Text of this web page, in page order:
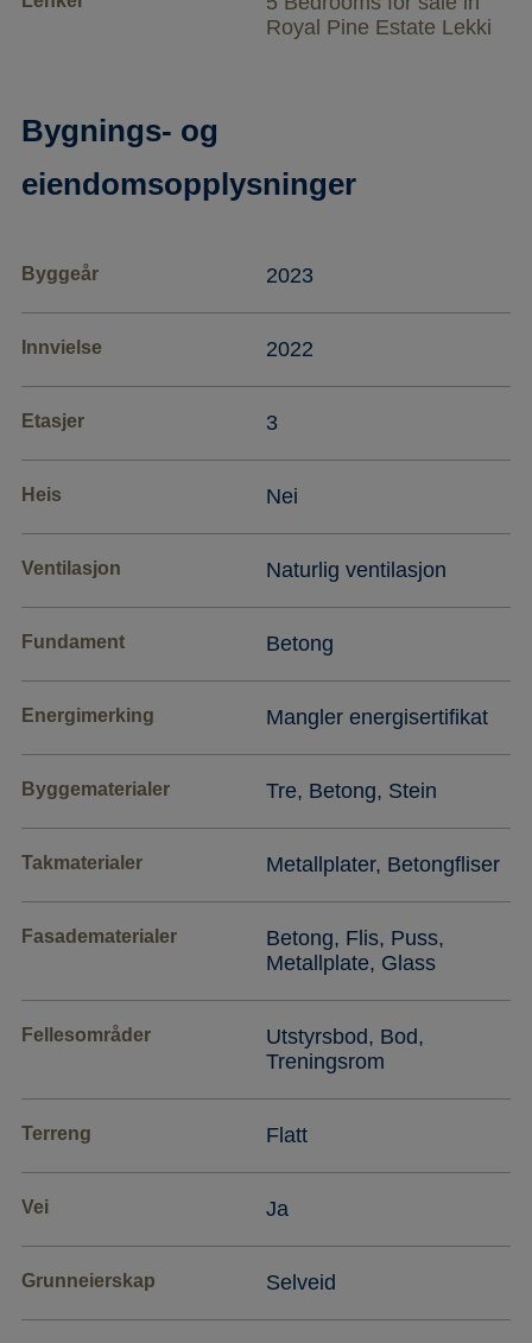
Royal Pine Estate Lekki
Bygnings- og
eiendomsopplysninger
Byggeår 2023
Innvielse 2022
Etasjer 3
Heis Nei
Ventilasjon Naturlig ventilasjon
Fundament Betong
Energimerking Mangler energisertifikat
Byggematerialer Tre, Betong, Stein
Takmaterialer Metallplater, Betongfliser
Fasadematerialer
Betong, Flis, Puss,
Metallplate, Glass
Fellesområder
Utstyrsbod, Bod,
Treningsrom
Terreng Flatt
Vei Ja
Grunneierskap Selveid